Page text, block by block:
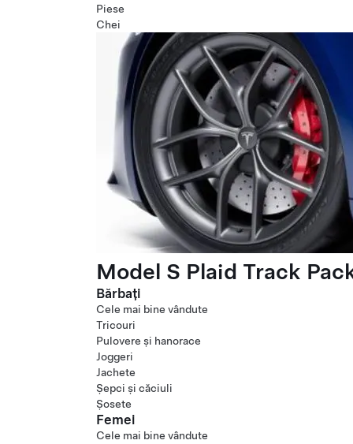
Piese
Chei
Model S Plaid Track
Bărbați
Cele mai bine vândute
Tricouri
Pulovere și hanorace
Joggeri
Jachete
Șepci și căciuli
Șosete
Femei
Cele mai bine vândute